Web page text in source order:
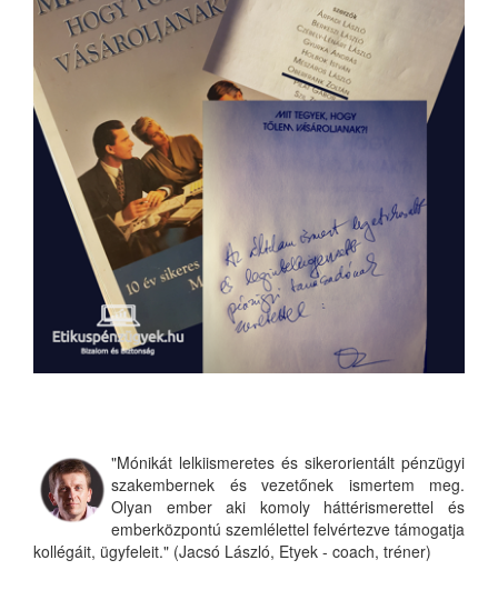
"Mónikát lelkiismeretes és sikerorientált pénzügyi
szakembernek és vezetőnek ismertem meg.
Olyan ember aki komoly háttérismerettel és
emberközpontú szemlélettel felvértezve támogatja
kollégáit, ügyfeleit." (Jacsó László, Etyek - coach, tréner)